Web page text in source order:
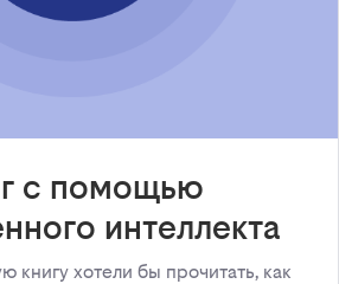
с помощью
интеллекта
книгу хотели бы прочитать, как